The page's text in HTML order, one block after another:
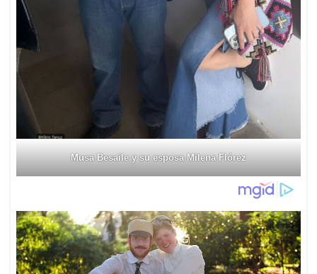
Musa Besaile y su esposa Milena Flórez